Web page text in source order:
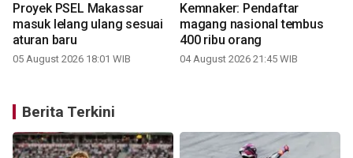
Proyek PSEL Makassar
masuk lelang ulang sesuai
aturan baru
05 August 2026 18:01 WIB
Kemnaker: Pendaftar
magang nasional tembus
400 ribu orang
04 August 2026 21:45 WIB
Berita Terkini